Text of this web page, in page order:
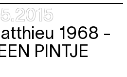
1968 -
PINTJE